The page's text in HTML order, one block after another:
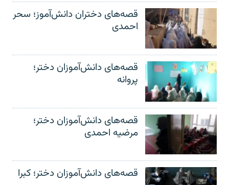
قصه‌های دختران دانش‌آموز؛ سحر
احمدی
قصه‌های دانش‌آموزان دختر؛
پروانه
قصه‌های دانش‌آموزان دختر؛
مرضیه احمدی
قصه‌های دانش‌آموزان دختر؛ کبرا